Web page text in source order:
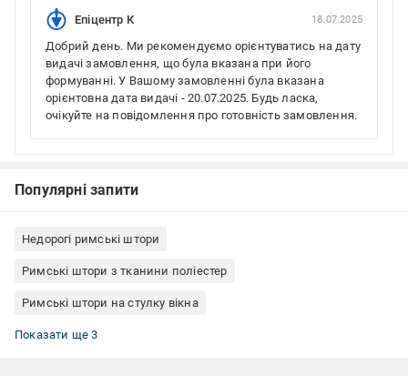
Епіцентр К 18.07.2025
Добрий день. Ми рекомендуємо орієнтуватись на дату
видачі замовлення, що була вказана при його
формуванні. У Вашому замовленні була вказана
орієнтовна дата видачі - 20.07.2025. Будь ласка,
очікуйте на повідомлення про готовність замовлення.
Популярні запити
Недорогі римські штори
Римські штори з тканини поліестер
Римські штори на стулку вікна
Римські штори кріплення до стелі
Римські штори кріплення до стіни
Римські штори Rollotex
Показати ще 3